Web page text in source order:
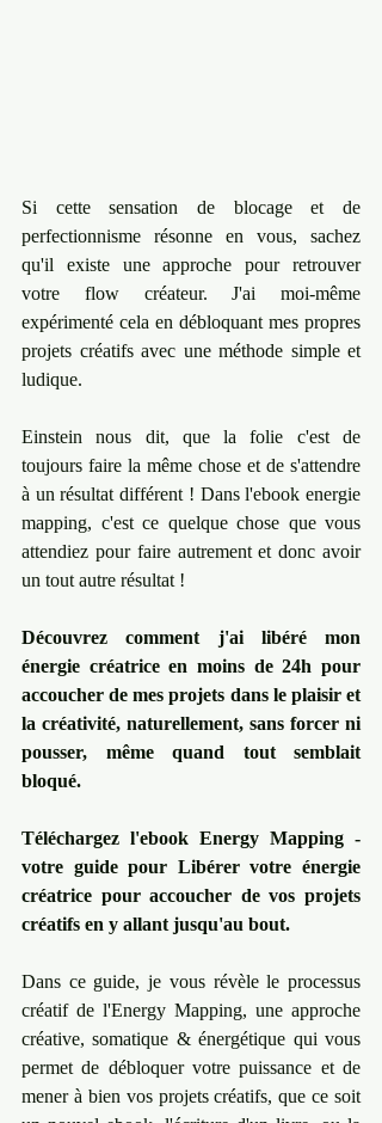
Si cette sensation de blocage et de
perfectionnisme résonne en vous, sachez
qu'il existe une approche pour retrouver
votre flow créateur. J'ai moi-même
expérimenté cela en débloquant mes propres
projets créatifs avec une méthode simple et
ludique.
Einstein nous dit, que la folie c'est de
toujours faire la même chose et de s'attendre
à un résultat différent ! Dans l'ebook energie
mapping, c'est ce quelque chose que vous
attendiez pour faire autrement et donc avoir
un tout autre résultat !
Découvrez comment j'ai libéré mon
énergie créatrice en moins de 24h pour
accoucher de mes projets dans le plaisir et
la créativité, naturellement, sans forcer ni
pousser, même quand tout semblait
bloqué.
Téléchargez l'ebook Energy Mapping -
votre guide pour Libérer votre énergie
créatrice pour accoucher de vos projets
créatifs en y allant jusqu'au bout.
Dans ce guide, je vous révèle le processus
créatif de l'Energy Mapping, une approche
créative, somatique & énergétique qui vous
permet de débloquer votre puissance et de
mener à bien vos projets créatifs, que ce soit